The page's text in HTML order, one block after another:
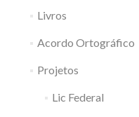
Livros
Acordo Ortográfico
Projetos
Lic Federal